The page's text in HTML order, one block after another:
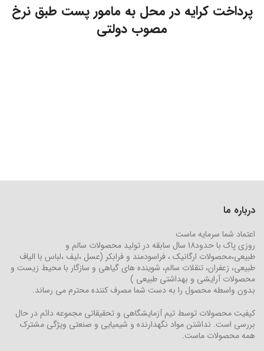
پرداخت کرایه در محل به مامور پست طبق نرخ
مصوب دولتی
درباره ما
اعتماد شما سرمایه ماست
روزی پاک با حدود18 سال سابقه در تولید محصولات سالم و
طبیعی،محصولات ارگانیک ، فراسودمند و فرابکر (عسل ،لیف ،لباس با الیاف
طبیعی، زعفران، تنقلات سالم، شوینده های گیاهی و سازگار با محیط زیست و
محصولات آرایشی و بهداشتی طبیعی )
بدون واسطه محصول را به دست شما مصرف کننده محترم می رساند.
کیفیت محصولات توسط تیم آزمایشگاهی و تحقیقاتی مجموعه دائم در حال
بررسی است. نداشتن مواد نگهدارنده و شیمیایی و صنعتی ویژگی مشترک
همه محصولات ماست.